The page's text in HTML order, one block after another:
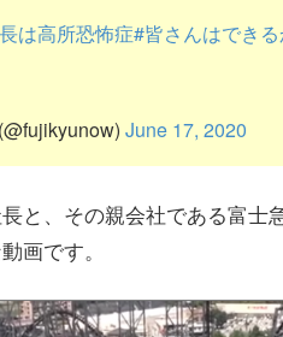
は高所恐怖症#皆さんはでき
June 17, 2020
と、その親会社である富士
画です。